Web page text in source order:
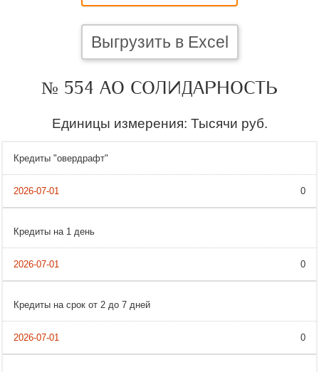
Выгрузить в Excel
№ 554 АО СОЛИДАРНОСТЬ
Единицы измерения: Тысячи руб.
Кредиты "овердрафт"
0
Кредиты на 1 день
0
Кредиты на срок от 2 до 7 дней
0